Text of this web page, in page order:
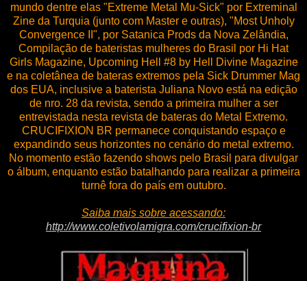
mundo dentre elas "Extreme Metal Mu-Sick" por Extreminal
Zine da Turquia (junto com Master e outras), "Most Unholy
Convergence II", por Satanica Prods da Nova Zelândia,
Compilação de bateristas mulheres do Brasil por Hi Hat
Girls Magazine, Upcoming Hell #8 by Hell Divine Magazine
e na coletânea de bateras extremos pela Sick Drummer Mag
dos EUA, inclusive a baterista Juliana Novo está na edição
de nro. 28 da revista, sendo a primeira mulher a ser
entrevistada nesta revista de bateras do Metal Extremo.
CRUCIFIXION BR permanece conquistando espaço e
expandindo seus horizontes no cenário do metal extremo.
No momento estão fazendo shows pelo Brasil para divulgar
o álbum, enquanto estão batalhando para realizar a primeira
turnê fora do país em outubro.
Saiba mais sobre acessando:
http://www.coletivolamigra.com/crucifixion-br